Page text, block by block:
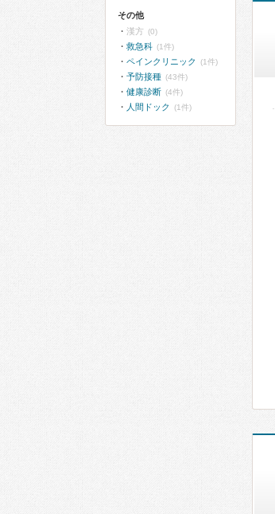
その他
漢方 (0)
救急科 (1件)
ペインクリニック (1件)
予防接種 (43件)
健康診断 (4件)
人間ドック (1件)